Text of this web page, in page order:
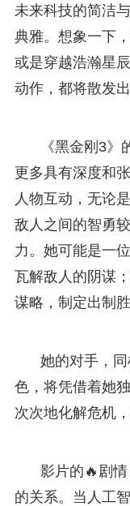
未来科技的简洁
典雅。想象一下
或是穿越浩瀚星
动作，都将散发
《黑金刚3
更多具有深度和
人物互动，无论
敌人之间的智勇
力。她可能是一
瓦解敌人的阴谋
谋略，制定出制胜
她的对手，
色，将凭借着她
次次地化解危机
影片的🔥剧
的关系。当人工